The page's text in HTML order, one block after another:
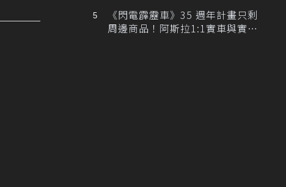
《閃電霹靂車》35 週年計畫只剩
周邊商品！阿斯拉1:1實車與實體